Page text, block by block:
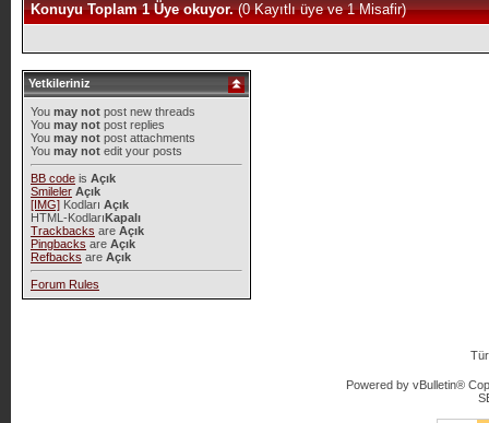
Konuyu Toplam 1 Üye okuyor.(0 Kayıtlı üye ve 1 Misafir)
Yetkileriniz
You may notpost new threads
You may notpost replies
You may notpost attachments
You may notedit your posts
BB codeis Açık
Smileler Açık
[IMG]Kodları Açık
HTML-KodlarıKapalı
Trackbacks are Açık
Pingbacks are Açık
Refbacks are Açık
Forum Rules
Powered by vBulletin®